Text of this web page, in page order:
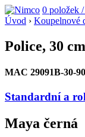
0 položek /
Úvod › Koupelnové
Police, 30 cm
MAC 29091B-30-90
Standardní a
Maya černá